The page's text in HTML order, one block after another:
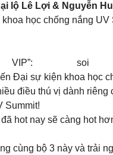
lộ Lê Lợi & Nguyễn
học chống nắng UV
VIP”:
Đại sự kiện khoa học
điều thú vị dành riêng
Summit!
hot nay sẽ càng hot
cùng bộ 3 này và trải